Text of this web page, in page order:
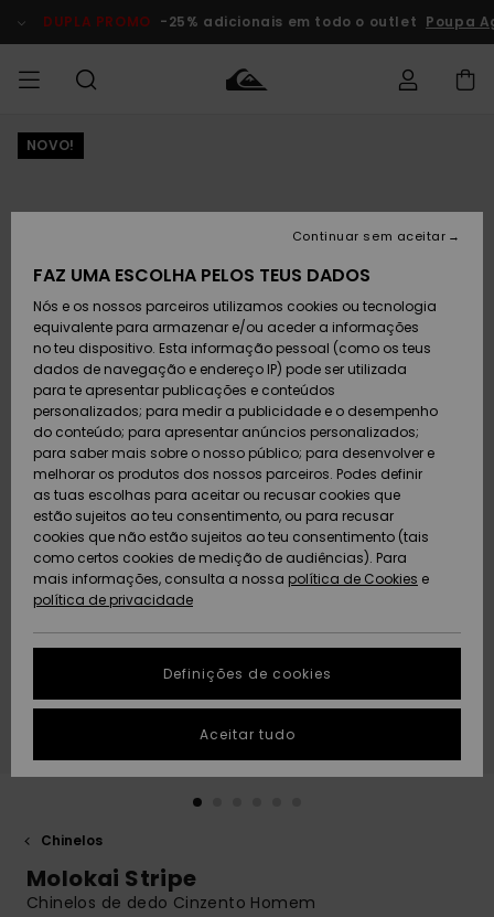
do
DUPLA PROMO -25% adicionais em todo o outlet Poupa
HOMEM
Calçado e
chinelos
Surfe/água
Snow
Artigos
recém-
chegados
Coleções
MENINO
Calçado e
chinelos
Surfe/água
Neve
Artigos
recém-
chegados
Highlights
MULHER
chegados
Highlights
Snow
SURF
Crianças
Highlights
Community
SNOW
Artigos
Criança
Snow Shop
Feminino
Highlights
Community
DUPLA
PROMO
Criança
Outlet
Mulher
AJUDA
Devoluções
Pagamento
Cartão
presente
Quiksilver
Freedom
Protecção de
dados
Guia de
tamanhos
conversa para
obteres a
resposta mais
rápida à tua
conversa
SUSTAINABILITY
PRESENTE
DESEJO
NOVO!
Chinelos
Molokai Stripe
Chinelos de dedo Cinzento Homem
FAZ UMA ESCOLHA PELOS TEUS DADOS
Nós e os nossos parceiros utilizamos cookies ou tecnologia
equivalente para armazenar e/ou aceder a informações
no teu dispositivo. Esta informação pessoal (como os teus
dados de navegação e endereço IP) pode ser utilizada
para te apresentar publicações e conteúdos
personalizados; para medir a publicidade e o desempenho
do conteúdo; para apresentar anúncios personalizados;
para saber mais sobre o nosso público; para desenvolver e
melhorar os produtos dos nossos parceiros. Podes definir
as tuas escolhas para aceitar ou recusar cookies que
estão sujeitos ao teu consentimento, ou para recusar
cookies que não estão sujeitos ao teu consentimento (tais
como certos cookies de medição de audiências). Para
mais informações, consulta a nossa política de Cookies e
política de privacidade
Definições de cookies
Continuar sem aceitar
Aceitar tudo